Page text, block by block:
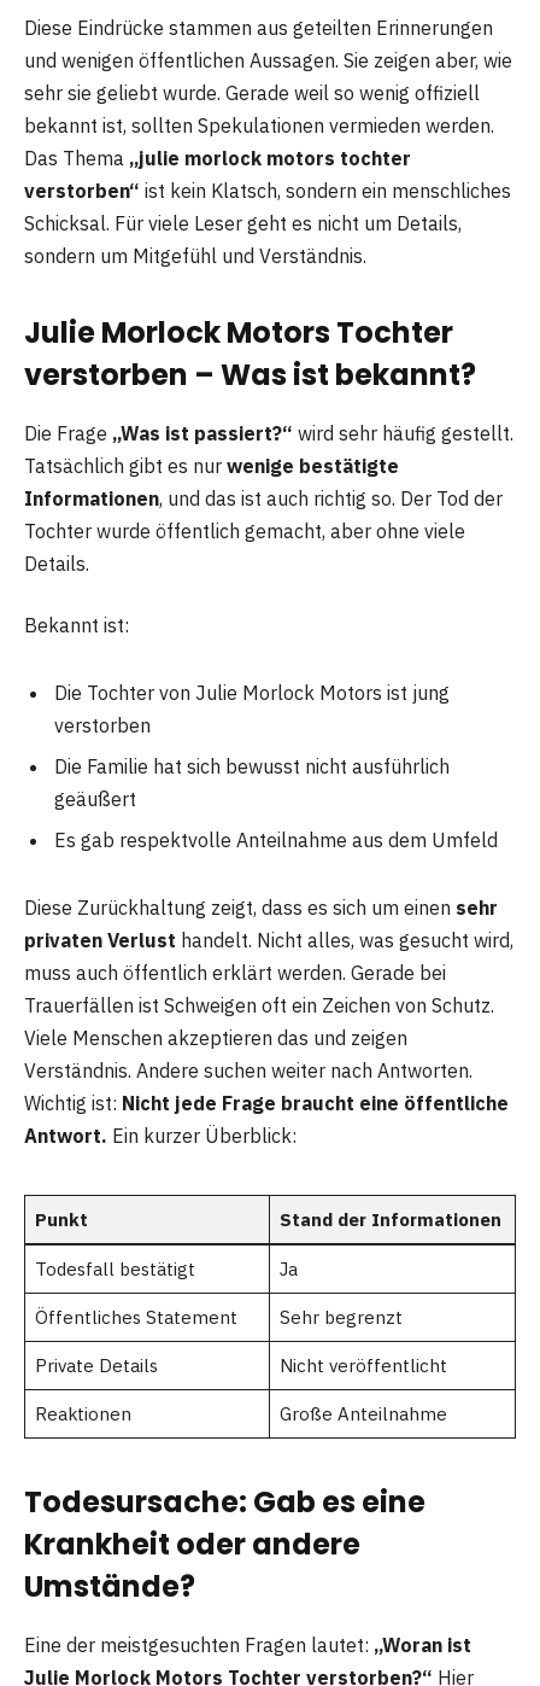
Diese Eindrücke stammen aus geteilten Erinnerungen
und wenigen öffentlichen Aussagen. Sie zeigen aber, wie
sehr sie geliebt wurde. Gerade weil so wenig offiziell
bekannt ist, sollten Spekulationen vermieden werden.
Das Thema „julie morlock motors tochter
verstorben“ ist kein Klatsch, sondern ein menschliches
Schicksal. Für viele Leser geht es nicht um Details,
sondern um Mitgefühl und Verständnis.
Julie Morlock Motors Tochter
verstorben – Was ist bekannt?
Die Frage „Was ist passiert?“ wird sehr häufig gestellt.
Tatsächlich gibt es nur wenige bestätigte
Informationen, und das ist auch richtig so. Der Tod der
Tochter wurde öffentlich gemacht, aber ohne viele
Details.
Bekannt ist:
Die Tochter von Julie Morlock Motors ist jung
verstorben
Die Familie hat sich bewusst nicht ausführlich
geäußert
Es gab respektvolle Anteilnahme aus dem Umfeld
Diese Zurückhaltung zeigt, dass es sich um einen sehr
privaten Verlust handelt. Nicht alles, was gesucht wird,
muss auch öffentlich erklärt werden. Gerade bei
Trauerfällen ist Schweigen oft ein Zeichen von Schutz.
Viele Menschen akzeptieren das und zeigen
Verständnis. Andere suchen weiter nach Antworten.
Wichtig ist: Nicht jede Frage braucht eine öffentliche
Antwort. Ein kurzer Überblick:
Punkt Stand der Informationen
Todesfall bestätigt Ja
Öffentliches Statement Sehr begrenzt
Private Details Nicht veröffentlicht
Reaktionen Große Anteilnahme
Todesursache: Gab es eine
Krankheit oder andere
Umstände?
Eine der meistgesuchten Fragen lautet: „Woran ist
Julie Morlock Motors Tochter verstorben?“ Hier